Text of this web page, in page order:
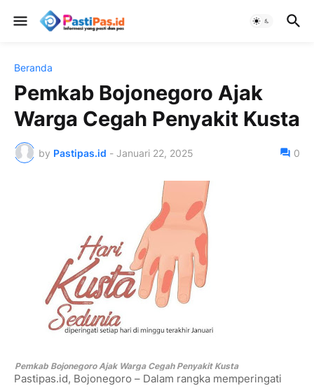
Beranda
Pemkab Bojonegoro Ajak
Warga Cegah Penyakit Kusta
by Pastipas.id - Januari 22, 2025 0
Pemkab Bojonegoro Ajak Warga Cegah Penyakit Kusta
Pastipas.id, Bojonegoro – Dalam rangka memperingati